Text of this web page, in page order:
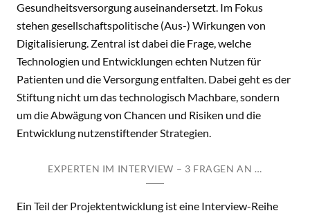
Gesundheitsversorgung auseinandersetzt. Im Fokus
stehen gesellschaftspolitische (Aus-) Wirkungen von
Digitalisierung. Zentral ist dabei die Frage, welche
Technologien und Entwicklungen echten Nutzen für
Patienten und die Versorgung entfalten. Dabei geht es der
Stiftung nicht um das technologisch Machbare, sondern
um die Abwägung von Chancen und Risiken und die
Entwicklung nutzenstiftender Strategien.
EXPERTEN IM INTERVIEW – 3 FRAGEN AN …
Ein Teil der Projektentwicklung ist eine Interview-Reihe